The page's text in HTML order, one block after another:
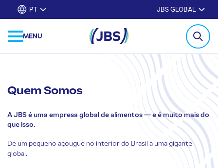
PT JBS GLOBAL
MENU
Quem Somos
A JBS é uma empresa global de alimentos — e é muito mais do
que isso.
De um pequeno açougue no interior do Brasil a uma gigante
global.